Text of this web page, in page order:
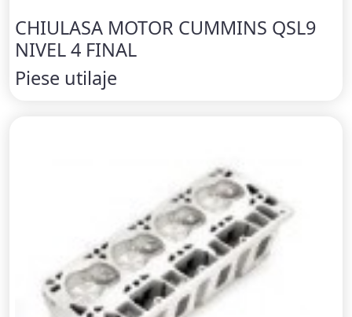
CHIULASA MOTOR CUMMINS QSL9
NIVEL 4 FINAL
Piese utilaje